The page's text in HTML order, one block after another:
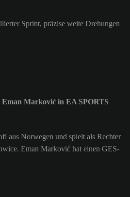
Sprint, präzise weite Drehungen
Eman Marković in EA SPORTS
aus Norwegen und spielt als Rechter
Eman Marković hat einen GES-